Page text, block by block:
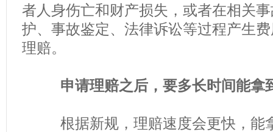
者人身伤亡和财产损失，或者在相关
护、事故鉴定、法律诉讼等过程产生
理赔。
申请理赔之后，要多长时间能拿
根据新规，理赔速度会更快，能